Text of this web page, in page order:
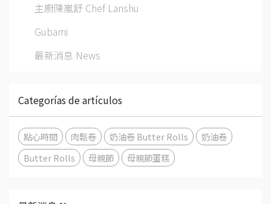
主廚陳嵐舒 Chef Lanshu
Gubami
最新消息 News
Categorías de artículos
點心時間 肉鬆卷 奶油卷 Butter Rolls
奶油卷
Butter Rolls
母親節 母親節蛋糕